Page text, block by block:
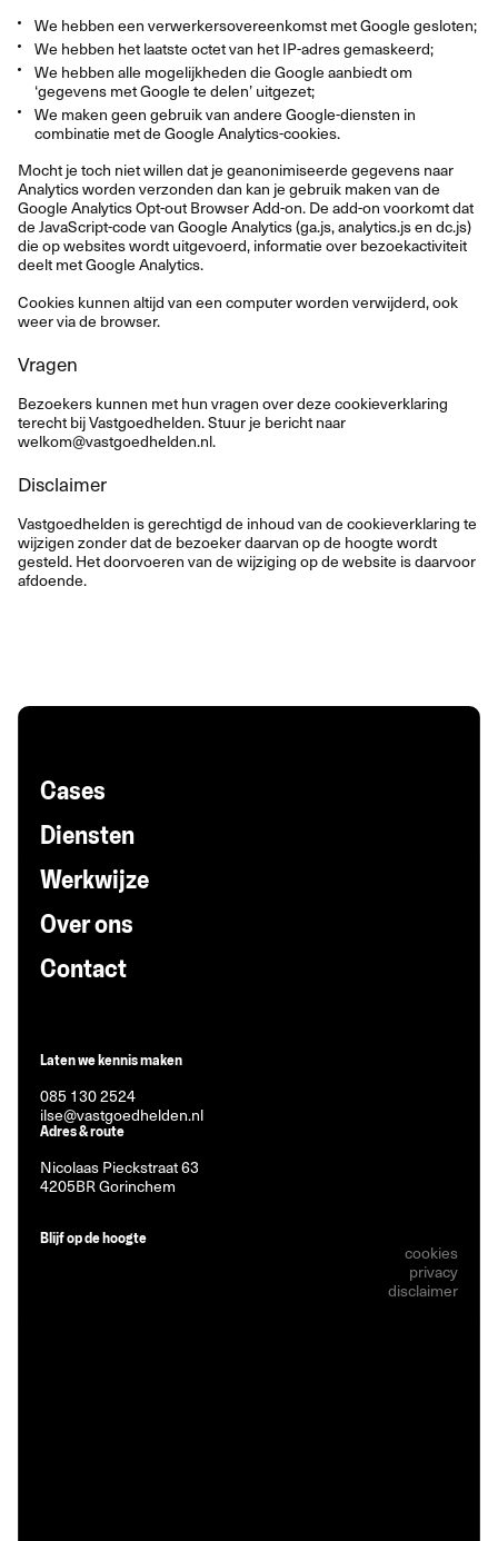
We hebben een verwerkersovereenkomst met Google gesloten;
We hebben het laatste octet van het IP-adres gemaskeerd;
We hebben alle mogelijkheden die Google aanbiedt om
‘gegevens met Google te delen’ uitgezet;
We maken geen gebruik van andere Google-diensten in
combinatie met de Google Analytics-cookies.
Mocht je toch niet willen dat je geanonimiseerde gegevens naar
Analytics worden verzonden dan kan je gebruik maken van de
Google Analytics Opt-out Browser Add-on. De add-on voorkomt dat
de JavaScript-code van Google Analytics (ga.js, analytics.js en dc.js)
die op websites wordt uitgevoerd, informatie over bezoekactiviteit
deelt met Google Analytics.
Cookies kunnen altijd van een computer worden verwijderd, ook
weer via de browser.
Vragen
Bezoekers kunnen met hun vragen over deze cookieverklaring
terecht bij Vastgoedhelden. Stuur je bericht naar
welkom@vastgoedhelden.nl.
Disclaimer
Vastgoedhelden is gerechtigd de inhoud van de cookieverklaring te
wijzigen zonder dat de bezoeker daarvan op de hoogte wordt
gesteld. Het doorvoeren van de wijziging op de website is daarvoor
afdoende.
Cases
Diensten
Werkwijze
Over ons
Contact
Laten we kennis maken
085 130 2524
ilse@vastgoedhelden.nl
Adres & route
Nicolaas Pieckstraat 63
4205BR Gorinchem
Blijf op de hoogte
cookies
privacy
disclaimer